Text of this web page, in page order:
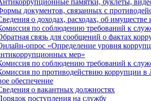
памятки, буклеты,
документов, связанных с
о доходах, расходах, об имуществе
по соблюдению требований к
связь для сообщений о фактах
опрос «Определение уровня
мер»
по соблюдению требований к
по противодействию коррупции в
обеспечение
о вакантных должностях
поступления на службу